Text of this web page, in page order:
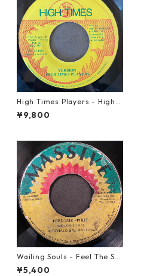
High Times Players - High T
imes Theme【7-21926】
¥9,800
Wailing Souls - Feel The Spi
rit【7-21955】
¥5,400